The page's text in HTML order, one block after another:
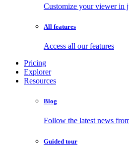
Customize your viewer in
All features
Access all our features
Pricing
Explorer
Resources
Blog
Follow the latest news
Guided tour